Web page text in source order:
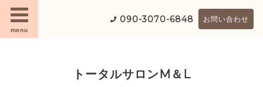
menu
090-3070-6848 お問い合わせ
トータルサロンM＆L